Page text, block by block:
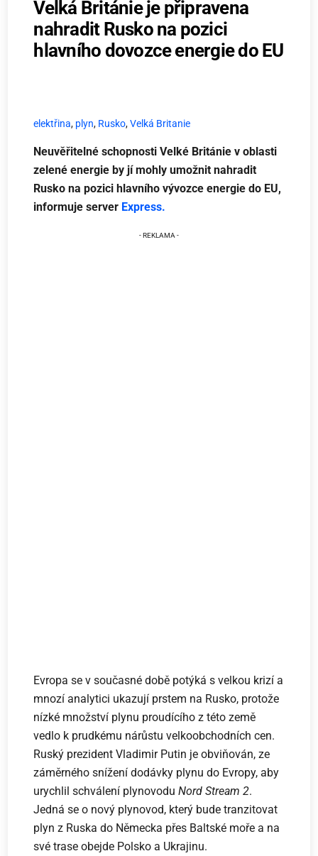
Velká Británie je připravena
nahradit Rusko na pozici
hlavního dovozce energie do EU
elektřina, plyn, Rusko,Velká Britanie
Neuvěřitelné schopnosti Velké Británie v oblasti
zelené energie by jí mohly umožnit nahradit
Rusko na pozici hlavního vývozce energie do EU,
informuje server Express.
Evropa se v současné době potýká s velkou krizí a
mnozí analytici ukazují prstem na Rusko, protože
nízké množství plynu proudícího z této země
vedlo k prudkému nárůstu velkoobchodních cen.
Ruský prezident Vladimir Putin je obviňován, ze
záměrného snížení dodávky plynu do Evropy, aby
urychlil schválení plynovoduNord Stream 2.
Jedná se o nový plynovod, který bude tranzitovat
plyn z Ruska do Německa přes Baltské moře a na
své trase obejde Polsko a Ukrajinu.